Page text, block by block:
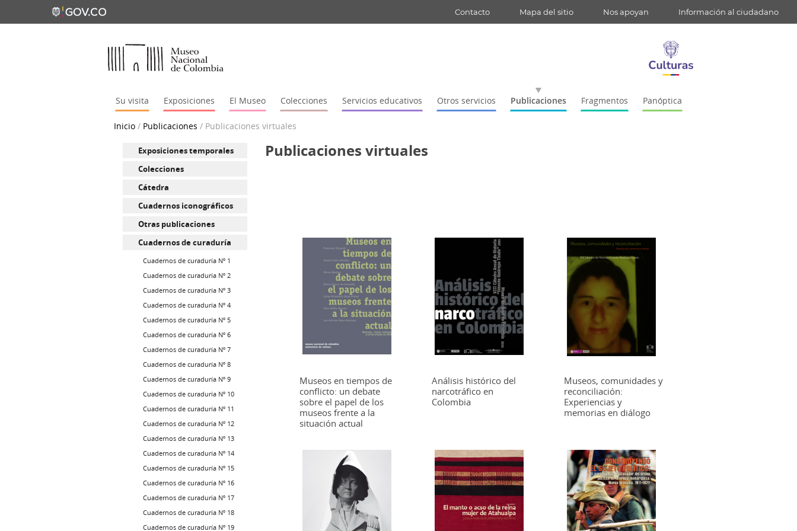
Contacto Mapa del sitio Nos apoyan Información al ciudadano
Su visita Exposiciones El Museo Colecciones Servicios educativos Otros servicios Publicaciones Fragmentos Panóptica
Inicio / Publicaciones / Publicaciones virtuales
Exposiciones temporales
Colecciones
Cátedra
Cuadernos iconográficos
Otras publicaciones
Cuadernos de curaduría
Cuadernos de curaduría Nº 1
Cuadernos de curaduría Nº 2
Cuadernos de curaduría Nº 3
Cuadernos de curaduría Nº 4
Cuadernos de curaduría Nº 5
Cuadernos de curaduría Nº 6
Cuadernos de curaduría Nº 7
Cuadernos de curaduría Nº 8
Cuadernos de curaduría Nº 9
Cuadernos de curaduría Nº 10
Cuadernos de curaduría Nº 11
Cuadernos de curaduría Nº 12
Cuadernos de curaduría Nº 13
Cuadernos de curaduría Nº 14
Cuadernos de curaduría Nº 15
Cuadernos de curaduría Nº 16
Cuadernos de curaduría Nº 17
Cuadernos de curaduría Nº 18
Cuadernos de curaduría Nº 19
Publicaciones virtuales
Museos en tiempos de
conflicto: un debate
sobre el papel de los
museos frente a la
situación actual
Análisis histórico del
narcotráfico en
Colombia
Museos, comunidades y
reconciliación:
Experiencias y
memorias en diálogo